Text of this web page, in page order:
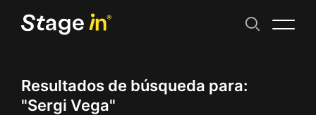
Resultados de búsqueda para:
"Sergi Vega"